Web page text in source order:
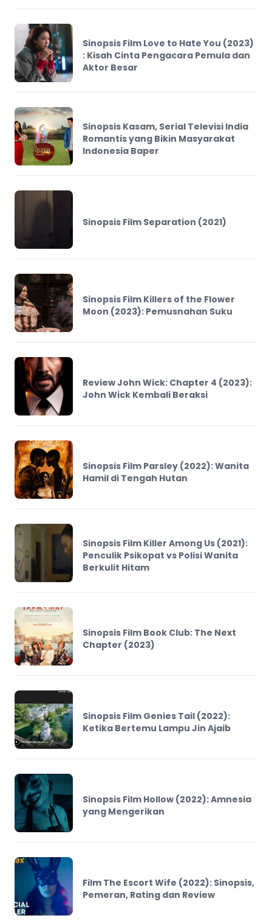
Sinopsis Film Love to Hate You (2023)
: Kisah Cinta Pengacara Pemula dan
Aktor Besar
Sinopsis Kasam, Serial Televisi India
Romantis yang Bikin Masyarakat
Indonesia Baper
Sinopsis Film Separation (2021)
Sinopsis Film Killers of the Flower
Moon (2023): Pemusnahan Suku
Review John Wick: Chapter 4 (2023):
John Wick Kembali Beraksi
Sinopsis Film Parsley (2022): Wanita
Hamil di Tengah Hutan
Sinopsis Film Killer Among Us (2021):
Penculik Psikopat vs Polisi Wanita
Berkulit Hitam
Sinopsis Film Book Club: The Next
Chapter (2023)
Sinopsis Film Genies Tail (2022):
Ketika Bertemu Lampu Jin Ajaib
Sinopsis Film Hollow (2022): Amnesia
yang Mengerikan
Film The Escort Wife (2022): Sinopsis,
Pemeran, Rating dan Review